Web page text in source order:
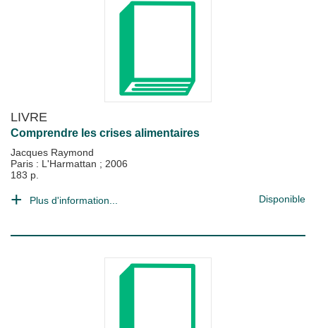
LIVRE
Comprendre les crises alimentaires
Jacques Raymond
Paris : L'Harmattan ; 2006
183 p.
Plus d'information... Disponible